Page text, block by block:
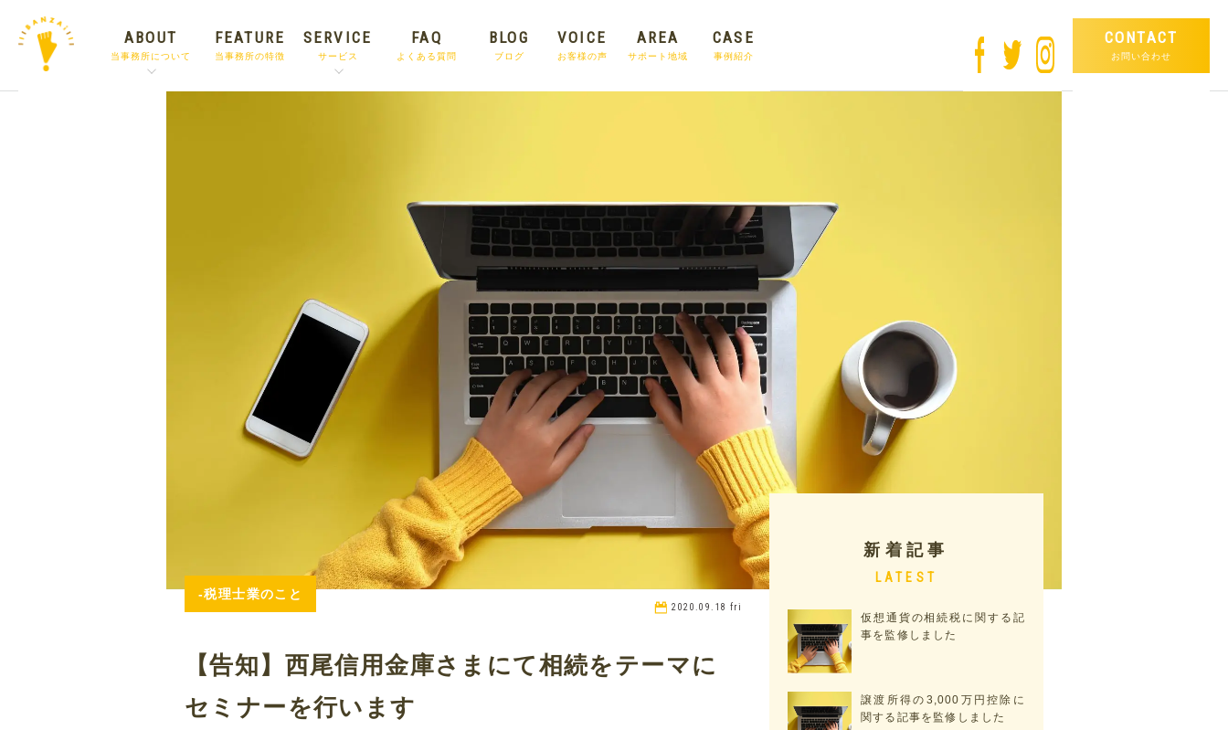
ABOUT
当事務所について
FEATURE
当事務所の特徴
SERVICE
サービス
FAQ
よくある質問
BLOG
ブログ
VOICE
お客様の声
AREA
サポート地域
CASE
事例紹介
CONTACT
お問い合わせ
-税理士業のこと
2020.09.18 fri
【告知】西尾信用金庫さまにて相続をテーマに
セミナーを行います
新着記事
LATEST
仮想通貨の相続税に関する記
事を監修しました
譲渡所得の3,000万円控除に
関する記事を監修しました